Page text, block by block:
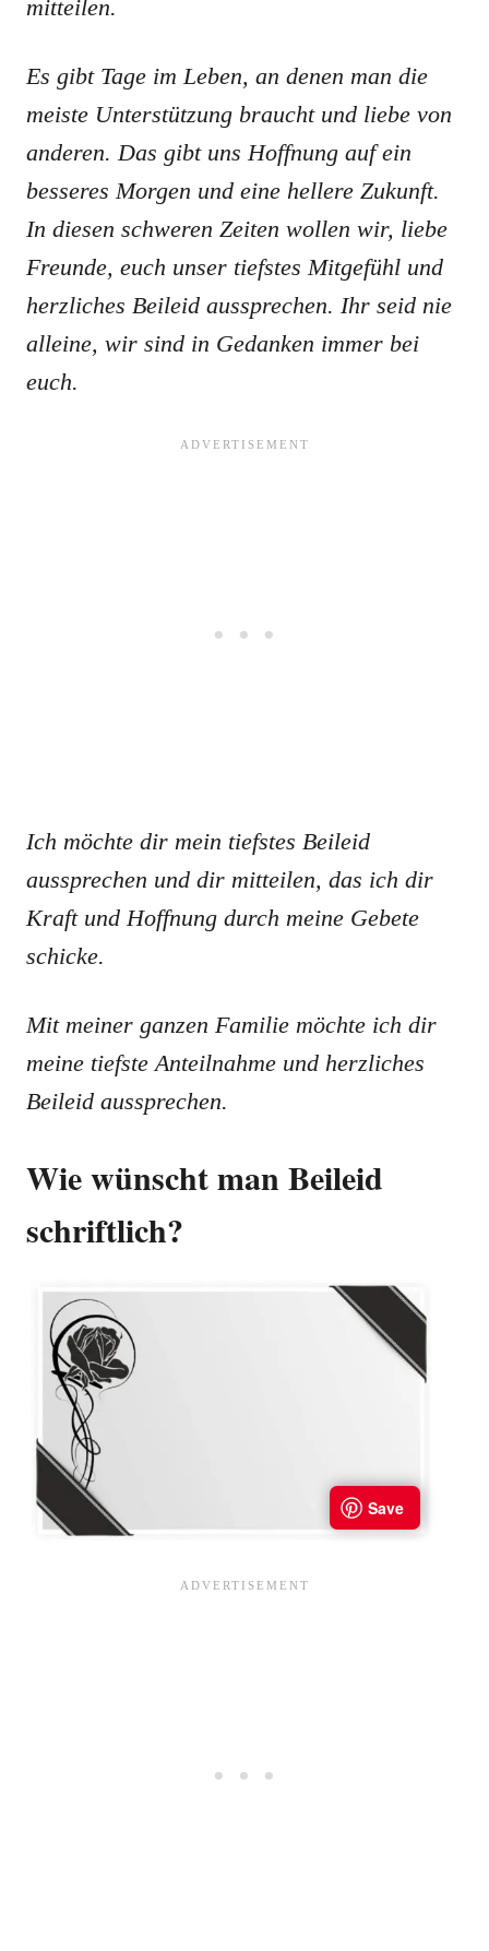
mitteilen.
Es gibt Tage im Leben, an denen man die
meiste Unterstützung braucht und liebe von
anderen. Das gibt uns Hoffnung auf ein
besseres Morgen und eine hellere Zukunft.
In diesen schweren Zeiten wollen wir, liebe
Freunde, euch unser tiefstes Mitgefühl und
herzliches Beileid aussprechen. Ihr seid nie
alleine, wir sind in Gedanken immer bei
euch.
Ich möchte dir mein tiefstes Beileid
aussprechen und dir mitteilen, das ich dir
Kraft und Hoffnung durch meine Gebete
schicke.
Mit meiner ganzen Familie möchte ich dir
meine tiefste Anteilnahme und herzliches
Beileid aussprechen.
Wie wünscht man Beileid
schriftlich?